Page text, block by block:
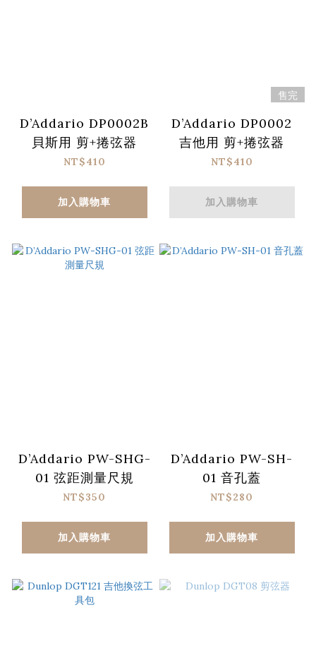
D’Addario DP0002B
貝斯用 剪+捲弦器
NT$410
加入購物車
售完
D’Addario DP0002
吉他用 剪+捲弦器
NT$410
加入購物車
D’Addario PW-SHG-
01 弦距測量尺規
NT$350
加入購物車
D’Addario PW-SH-
01 音孔蓋
NT$280
加入購物車